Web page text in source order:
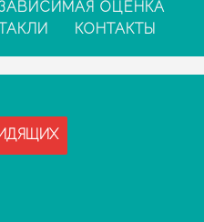
ОЦЕНКА
КОНТАКТЫ